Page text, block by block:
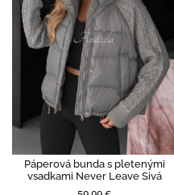
Páperová bunda s pletenými
vsadkami Never Leave Sivá